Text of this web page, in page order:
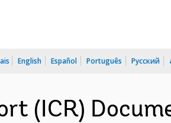
English Español Português Русский
(ICR)